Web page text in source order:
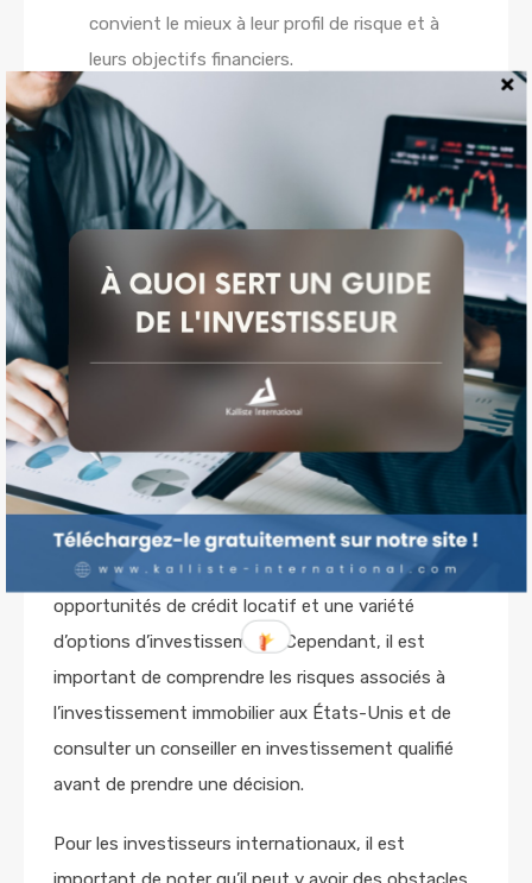
convient le mieux à leur profil de risque et à
leurs objectifs financiers.
Il est important de noter que tout investissement
comporte des risques et il est important de bien
comprendre les risques associés à l’investissement
immobilier aux États-Unis avant de prendre une
décision. Il est recommandé de consulter un
conseiller en investissement qualifié pour évaluer si
cela convient à votre situation financière et vos
objectifs.
En résumé,
investir dans l’immobilier aux États-Unis
présente de nombreux avantages pour les
investisseurs, notamment un marché immobilier
stable, un potentiel de revenus locatifs élevé, des
déductions fiscales avantageuses, des
opportunités de crédit locatif et une variété
d’options d’investissement. Cependant, il est
important de comprendre les risques associés à
l’investissement immobilier aux États-Unis et de
consulter un conseiller en investissement qualifié
avant de prendre une décision.
Pour les investisseurs internationaux, il est
Guide
Investisseur